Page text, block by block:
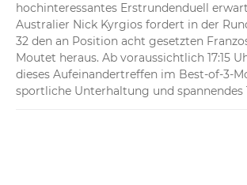
hochinteressantes Erstrundenduell
Australier Nick Kyrgios fordert in der
32 den an Position acht gesetzten
Moutet heraus. Ab voraussichtlich 17:15
dieses Aufeinandertreffen im Best-of-3-
sportliche Unterhaltung und spannendes